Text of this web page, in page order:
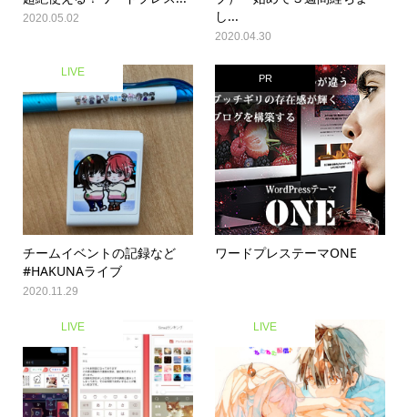
2020.05.02
し...
2020.04.30
LIVE
チームイベントの記録など
#HAKUNAライブ
2020.11.29
PR
ワードプレステーマONE
LIVE LIVE